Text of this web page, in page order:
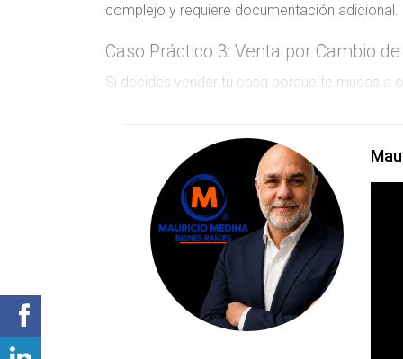
complejo y requiere documentación adicional.
Caso Práctico 3: Venta por Cambio
Si decides vender tu casa porque te mudas a
Si tienes dudas sobre si tu caso aplica
No permitas que los impuestos te
Cualquier duda específica sobre tu
PREGUNTAS FRECUENTES